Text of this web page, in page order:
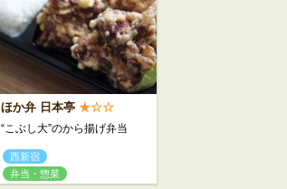
ほか弁 日本亭 ★☆☆
“こぶし大”のから揚げ弁当
西新宿
弁当・惣菜